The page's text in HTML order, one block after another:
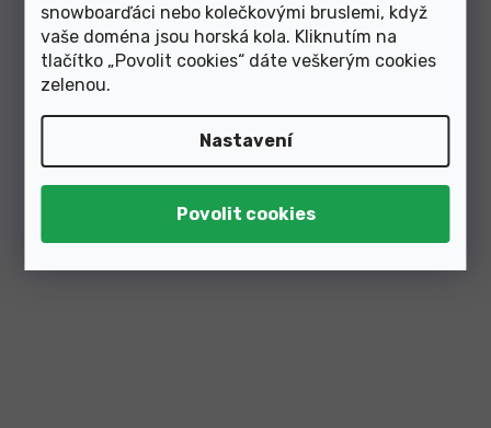
snowboarďáci nebo kolečkovými bruslemi, když
vaše doména jsou horská kola. Kliknutím na
tlačítko „Povolit cookies“ dáte veškerým cookies
zelenou.
Nastavení
rukavice ATR50C VITTORIA